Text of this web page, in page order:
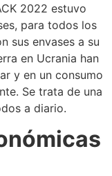
2022 estuvo
para todos los
sus envases a su
en Ucrania han
y en un consumo
Se trata de una
a diario.